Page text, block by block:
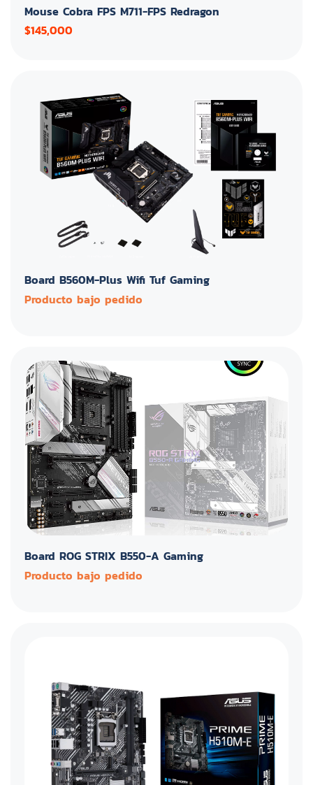
Mouse Cobra FPS M711-FPS Redragon
$145,000
Board B560M-Plus Wifi Tuf Gaming
Producto bajo pedido
Board ROG STRIX B550-A Gaming
Producto bajo pedido